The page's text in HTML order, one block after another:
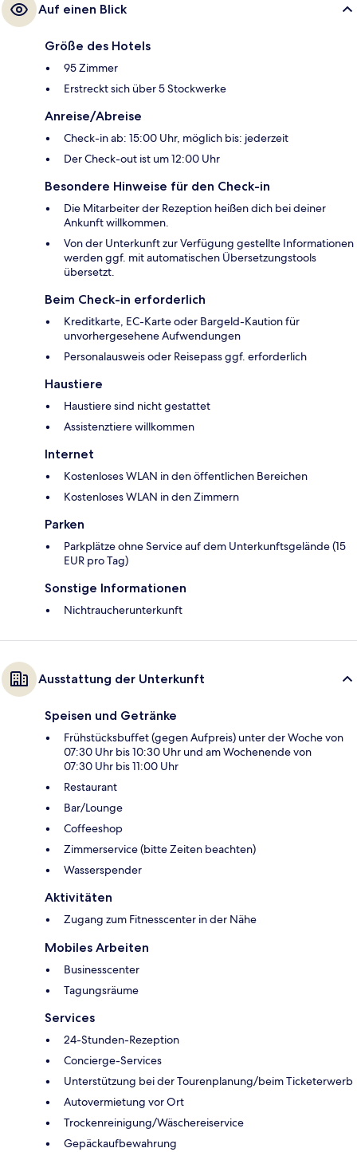
Auf einen Blick
Größe des Hotels
95 Zimmer
Erstreckt sich über 5 Stockwerke
Anreise/Abreise
Check-in ab: 15:00 Uhr, möglich bis: jederzeit
Der Check-out ist um 12:00 Uhr
Besondere Hinweise für den Check-in
Die Mitarbeiter der Rezeption heißen dich bei deiner
Ankunft willkommen.
Von der Unterkunft zur Verfügung gestellte Informationen
werden ggf. mit automatischen Übersetzungstools
übersetzt.
Beim Check-in erforderlich
Kreditkarte, EC-Karte oder Bargeld-Kaution für
unvorhergesehene Aufwendungen
Personalausweis oder Reisepass ggf. erforderlich
Haustiere
Haustiere sind nicht gestattet
Assistenztiere willkommen
Internet
Kostenloses WLAN in den öffentlichen Bereichen
Kostenloses WLAN in den Zimmern
Parken
Parkplätze ohne Service auf dem Unterkunftsgelände (15
EUR pro Tag)
Sonstige Informationen
Nichtraucherunterkunft
Ausstattung der Unterkunft
Speisen und Getränke
Frühstücksbuffet (gegen Aufpreis) unter der Woche von
07:30 Uhr bis 10:30 Uhr und am Wochenende von
07:30 Uhr bis 11:00 Uhr
Restaurant
Bar/Lounge
Coffeeshop
Zimmerservice (bitte Zeiten beachten)
Wasserspender
Aktivitäten
Zugang zum Fitnesscenter in der Nähe
Mobiles Arbeiten
Businesscenter
Tagungsräume
Services
24-Stunden-Rezeption
Concierge-Services
Unterstützung bei der Tourenplanung/beim Ticketerwerb
Autovermietung vor Ort
Trockenreinigung/Wäschereiservice
Gepäckaufbewahrung